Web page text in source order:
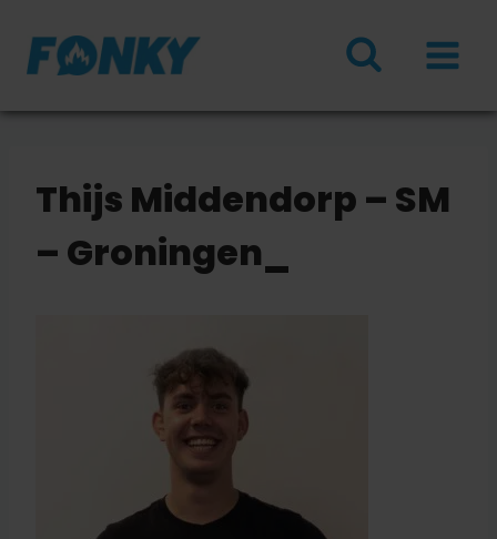
naar
inhoud
Thijs Middendorp – SM
– Groningen_